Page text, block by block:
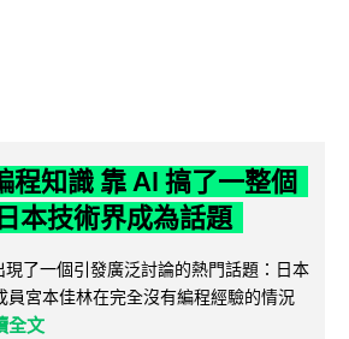
程知識 靠 AI 搞了一整個
本技術界成為話題
了一個引發廣泛討論的熱門話題：日本
員宮本佳林在完全沒有編程經驗的情況
全文